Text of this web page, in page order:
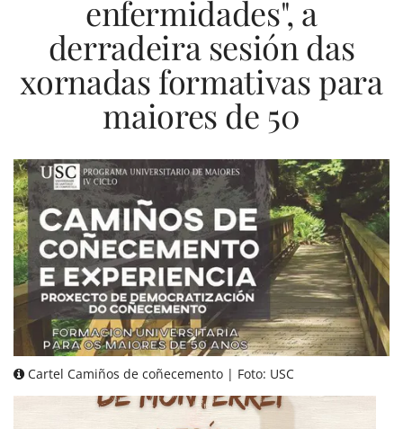
enfermidades", a
derradeira sesión das
xornadas formativas para
maiores de 50
Cartel Camiños de coñecemento | Foto: USC